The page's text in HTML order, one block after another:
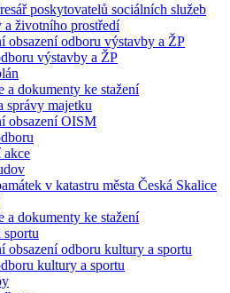
poskytovatelů sociálních služeb
životního prostředí
obsazení odboru výstavby a ŽP
výstavby a ŽP
a dokumenty ke stažení
správy majetku
obsazení OISM
akce
v katastru města Česká Skalice
a dokumenty ke stažení
obsazení odboru kultury a sportu
kultury a sportu